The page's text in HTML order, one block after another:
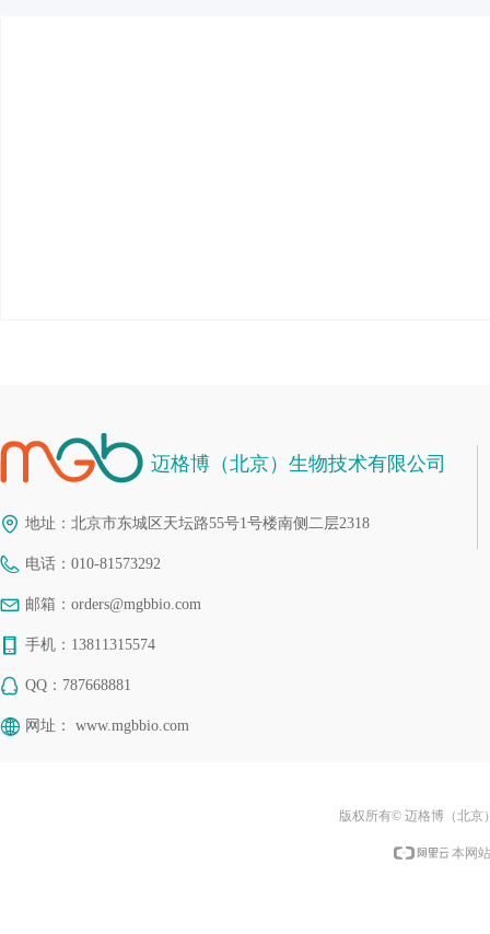
迈格博（北京）生物技术有限公司
地址： 北京市东城区天坛路55号1号楼南侧二层2318
电话： 010-81573292
邮箱： orders@mgbbio.com
手机： 13811315574
QQ： 787668881
网址： www.mgbbio.com
版权所有© 迈格博（北京
本网